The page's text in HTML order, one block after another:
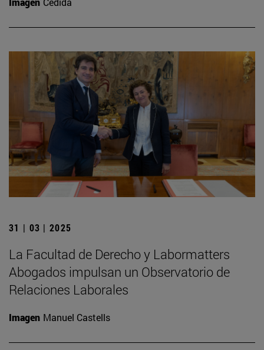
31 | 03 | 2025
La Facultad de Derecho y Labormatters
Abogados impulsan un Observatorio de
Relaciones Laborales
Imagen Manuel Castells